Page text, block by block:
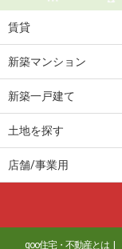
賃貸
新築マンション
新築一戸建て
土地を探す
店舗/事業用
goo住宅・不動産とは